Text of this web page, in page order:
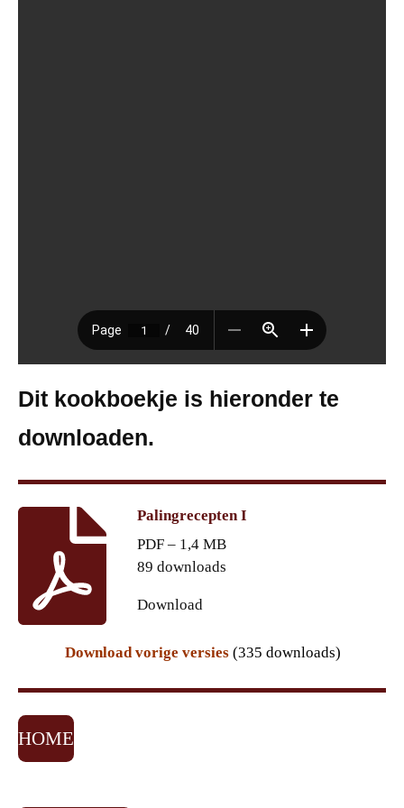
Dit kookboekje is hieronder te
downloaden.
Palingrecepten I
PDF – 1,4 MB
89 downloads
Download
Download vorige versies (335 downloads)
HOME